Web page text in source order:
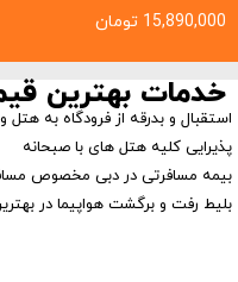
15,890,000 تومان
خدمات بهترین
استقبال و بدرقه از فرودگاه به
پذیرایی کلیه هتل های با صبحانه
بیمه مسافرتی در دبی مخصوص مسافرین
بلیط رفت و برگشت هواپیما در